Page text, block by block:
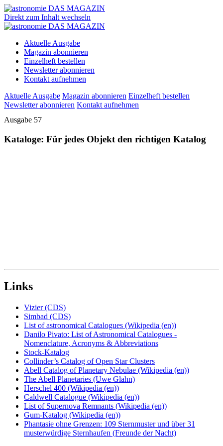
Direkt zum Inhalt wechseln
Aktuelle Ausgabe
Magazin abonnieren
Einzelheft bestellen
Newsletter abonnieren
Kontakt aufnehmen
Aktuelle Ausgabe Magazin abonnieren Einzelheft bestellen
Newsletter abonnieren Kontakt aufnehmen
Ausgabe 57
Kataloge: Für jedes Objekt den richtigen Katalog
Links
Vizier (CDS)
Simbad (CDS)
List of astronomical Catalogues (Wikipedia (en))
Danilo Pivato: List of Astronomical Catalogues -
Nomenclature, Acronyms & Abbreviations
Stock-Katalog
Collinder’s Catalog of Open Star Clusters
Abell Catalog of Planetary Nebulae (Wikipedia (en))
The Abell Planetaries (Uwe Glahn)
Herschel 400 (Wikipedia (en))
Caldwell Catalogue (Wikipedia (en))
List of Supernova Remnants (Wikipedia (en))
Gum-Katalog (Wikipedia (en))
Phantasie ohne Grenzen: 109 Sternmuster und über 31
musterwürdige Sternhaufen (Freunde der Nacht)